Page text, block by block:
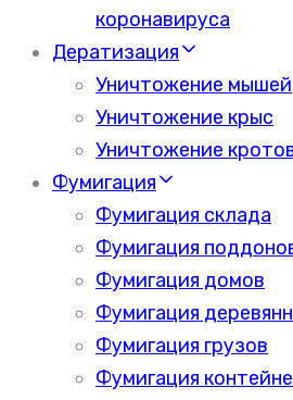
коронавируса
Дератизация
Уничтожение мышей
Уничтожение крыс
Уничтожение
Фумигация
Фумигация склада
Фумигация
Фумигация домов
Фумигация
Фумигация грузов
Фумигация